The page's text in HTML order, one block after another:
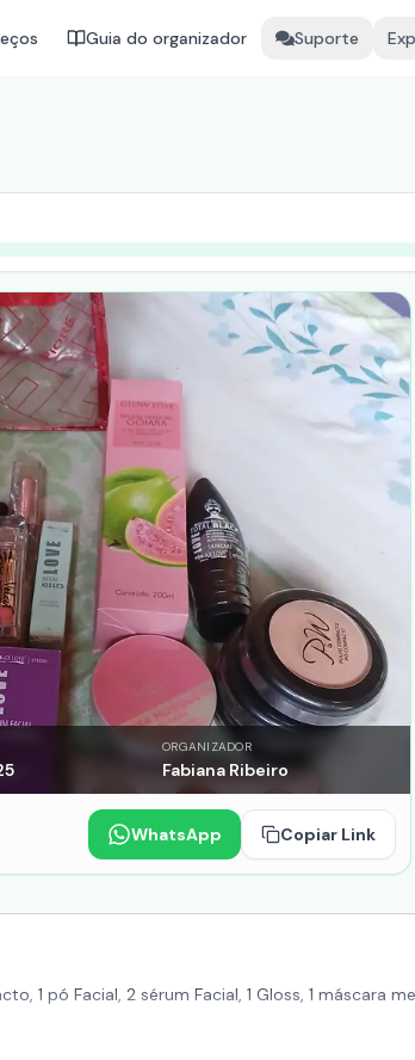
Guia do organizador Suporte
ORGANIZADOR
Fabiana Ribeiro
WhatsApp Copiar Link
1 pó Facial, 2 sérum Facial, 1 Gloss, 1 máscara